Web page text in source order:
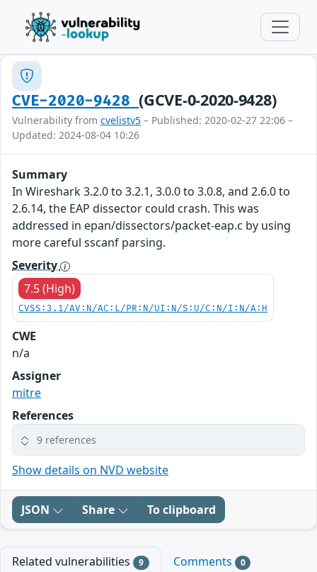
CVE-2020-9428(GCVE-0-2020-9428)
Vulnerability from cvelistv5 – Published: 2020-02-27 22:06 –
Updated: 2024-08-04 10:26
Summary
In Wireshark 3.2.0 to 3.2.1, 3.0.0 to 3.0.8, and 2.6.0 to
2.6.14, the EAP dissector could crash. This was
addressed in epan/dissectors/packet-eap.c by using
more careful sscanf parsing.
Severity
7.5 (High)
CVSS:3.1/AV:N/AC:L/PR:N/UI:N/S:U/C:N/I:N/A:H
CWE
n/a
Assigner
mitre
References
9 references
Show details on NVD website
JSON Share To clipboard
Related vulnerabilities 9 Comments 0